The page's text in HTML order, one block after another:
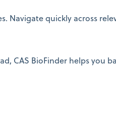
quickly across
CAS BioFinder helps you